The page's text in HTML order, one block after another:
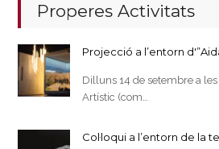
Properes Activitats
Projecció a l’entorn
Dilluns 14 de setembre a
Artístic (com…
Col·loqui a l’entorn de la